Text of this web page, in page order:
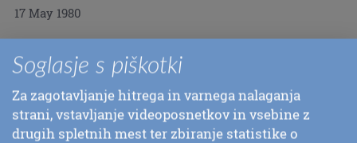
17 May 1980
3.1 milje/5k 22:12 (7:09 tempo) Great North Fork Footrace,
Greenport, NY
Soglasje s piškotki
Za zagotavljanje hitrega in varnega nalaganja
strani, vstavljanje videoposnetkov in vsebine z
drugih spletnih mest ter zbiranje statistike o